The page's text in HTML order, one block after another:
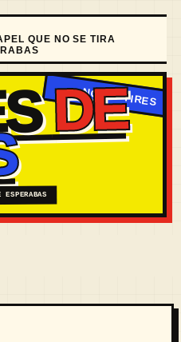
QUE NO SE TIRA
DE
ESPERABAS